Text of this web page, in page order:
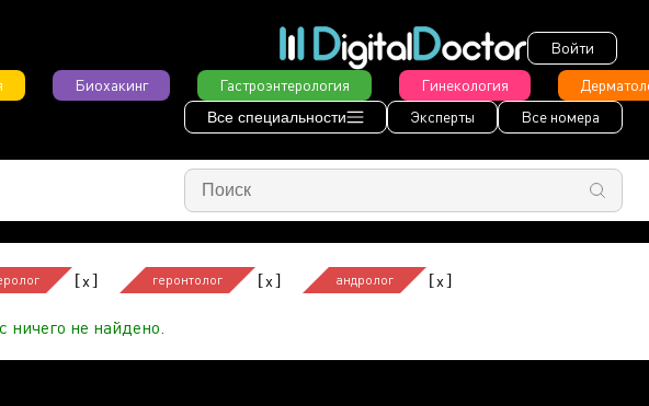
Войти
Биохакинг Гастроэнтерология Гинекология
Все специальности Эксперты Все номера
[x] геронтолог [x] андролог [x]
не найдено.